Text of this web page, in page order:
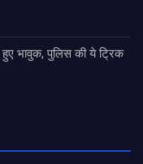
हुए भावुक, पुलिस की ये ट्रिक